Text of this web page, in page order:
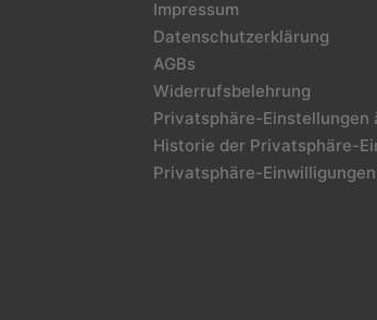
Impressum
Datenschutzerklärung
AGBs
Widerrufsbelehrung
Privatsphäre-Einstellungen
Historie der Privatsphäre-
Privatsphäre-